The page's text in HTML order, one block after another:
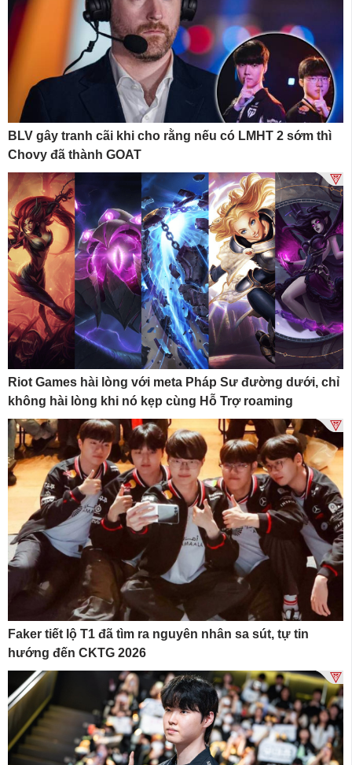
BLV gây tranh cãi khi cho rằng nếu có LMHT 2 sớm thì
Chovy đã thành GOAT
Riot Games hài lòng với meta Pháp Sư đường dưới, chỉ
không hài lòng khi nó kẹp cùng Hỗ Trợ roaming
Faker tiết lộ T1 đã tìm ra nguyên nhân sa sút, tự tin
hướng đến CKTG 2026